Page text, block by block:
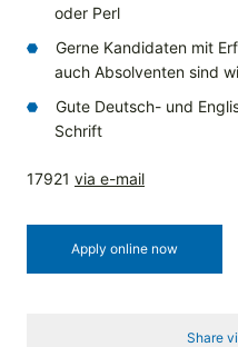
oder Perl
Gerne Kandidaten mit
auch Absolventen sind
Gute Deutsch- und
Schrift
17921 via e-mail
Apply online now
Share